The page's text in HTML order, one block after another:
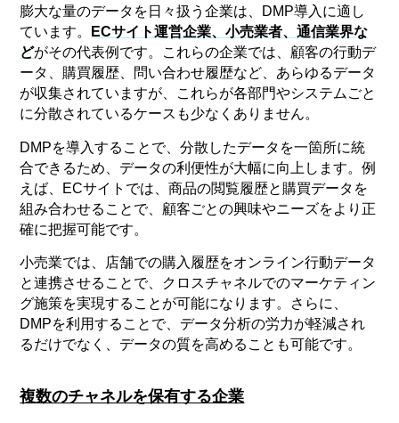
膨大な量のデータを日々扱う企業は、DMP導入に適し
ています。
ECサイト運営企業、小売業者、通信業界な
どがその代表例です。これらの企業では、顧客の行動デ
ータ、購買履歴、問い合わせ履歴など、あらゆるデータ
が収集されていますが、これらが各部門やシステムごと
に分散されているケースも少なくありません。
DMPを導入することで、分散したデータを一箇所に統
合できるため、データの利便性が大幅に向上します。例
えば、ECサイトでは、商品の閲覧履歴と購買データを
組み合わせることで、顧客ごとの興味やニーズをより正
確に把握可能です。
小売業では、店舗での購入履歴をオンライン行動データ
と連携させることで、クロスチャネルでのマーケティン
グ施策を実現することが可能になります。さらに、
DMPを利用することで、データ分析の労力が軽減され
るだけでなく、データの質を高めることも可能です。
複数のチャネルを保有する企業